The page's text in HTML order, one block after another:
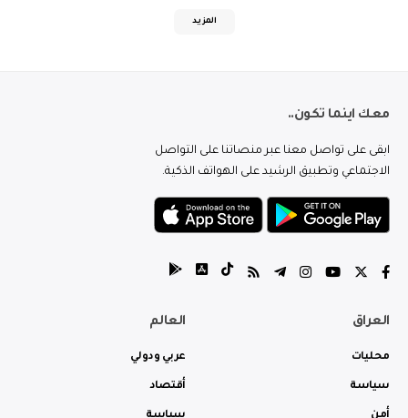
المزيد
معك اينما تكون..
ابقى على تواصل معنا عبر منصاتنا على التواصل
الاجتماعي وتطبيق الرشيد على الهواتف الذكية.
العراق
محليات
سياسة
العالم
عربي ودولي
أقتصاد